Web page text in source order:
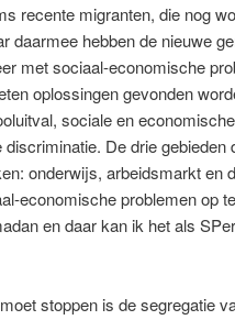
recente migranten, die nog
daarmee hebben de nieuwe
met sociaal-economische
oplossingen gevonden
sociale en
De drie gebieden
onderwijs, arbeidsmarkt en
economische problemen op
en daar kan ik het als
stoppen is de segregatie